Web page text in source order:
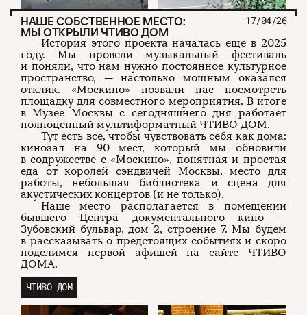
НАШЕ СОБСТВЕННОЕ МЕСТО:
МЫ ОТКРЫЛИ ЧТИВО ДОМ
17/04/26
История этого проекта началась еще в 2025
году. Мы провели музыкальный фестиваль
и поняли, что нам нужно постоянное культурное
пространство, — настолько мощным оказался
отклик. «Москино» позвали нас посмотреть
площадку для совместного мероприятия. В итоге
в Музее Москвы с сегодняшнего дня работает
полноценный мультиформатный ЧТИВО ДОМ.
Тут есть все, чтобы чувствовать себя как дома:
кинозал на 90 мест, который мы обновили
в содружестве с «Москино», понятная и простая
еда от королей сэндвичей Москвы, место для
работы, небольшая библиотека и сцена для
акустических концертов (и не только).
Наше место располагается в помещении
бывшего Центра документального кино —
Зубовский бульвар, дом 2, строение 7. Мы будем
в рассказывать о предстоящих событиях и скоро
поделимся первой афишей на сайте ЧТИВО
ДОМА.
ЧТИВО ДОМ